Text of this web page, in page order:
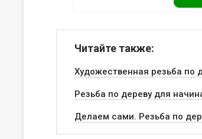
Читайте также:
Художественная резьба по
Резьба по дереву для
Делаем сами. Резьба по